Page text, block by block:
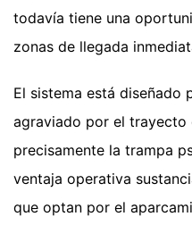
todavía tiene una
zonas de llegada
El sistema está diseñado
agraviado por el trayecto
precisamente la trampa
ventaja operativa
que optan por el